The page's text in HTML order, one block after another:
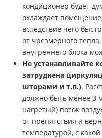
кондиционер будет
охлаждает
вследствие чего
от чрезмерного
внутреннего блока
Не устанавливайте
затруднена
шторами и т.п.).
должно быть менее 3
нагретый) поток
от препятствия и
температурой, с